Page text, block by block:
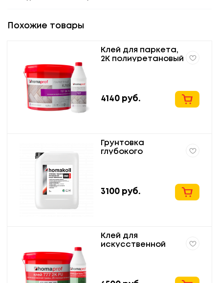
Похожие товары
Клей для паркета,
2K полиуретановый
4140 руб.
Грунтовка
глубокого
5кг
3100 руб.
Клей для
искусственной